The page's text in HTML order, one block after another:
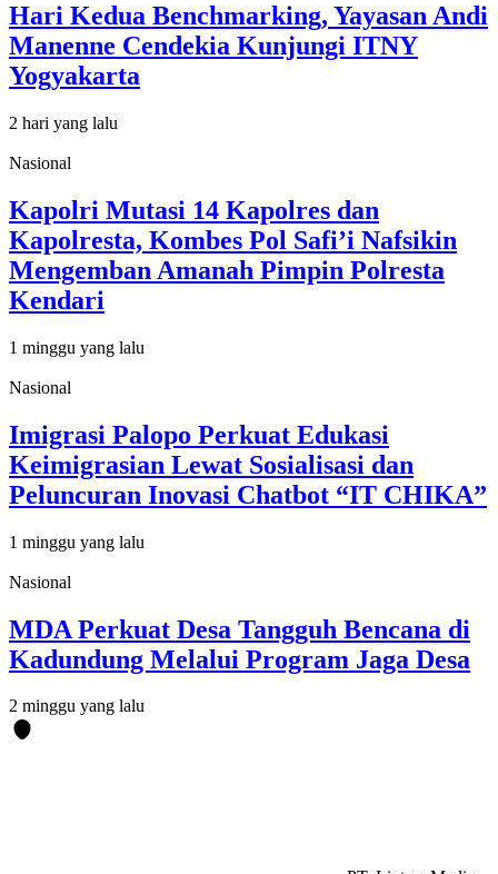
Hari Kedua Benchmarking, Yayasan Andi
Manenne Cendekia Kunjungi ITNY
Yogyakarta
2 hari yang lalu
Nasional
Kapolri Mutasi 14 Kapolres dan
Kapolresta, Kombes Pol Safi’i Nafsikin
Mengemban Amanah Pimpin Polresta
Kendari
1 minggu yang lalu
Nasional
Imigrasi Palopo Perkuat Edukasi
Keimigrasian Lewat Sosialisasi dan
Peluncuran Inovasi Chatbot “IT CHIKA”
1 minggu yang lalu
Nasional
MDA Perkuat Desa Tangguh Bencana di
Kadundung Melalui Program Jaga Desa
2 minggu yang lalu